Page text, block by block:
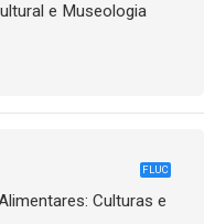
e Museologia
FLUC
Culturas e